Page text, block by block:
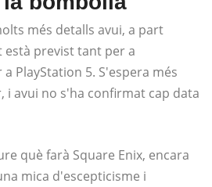
més detalls avui, a part
està previst tant per a
PlayStation 5. S'espera més
i avui no s'ha confirmat cap data
què farà Square Enix, encara
mica d'escepticisme i